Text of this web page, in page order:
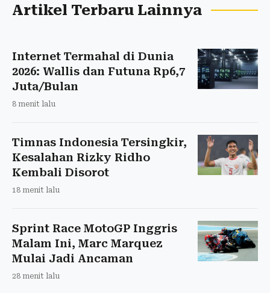
Artikel Terbaru Lainnya
Internet Termahal di Dunia
2026: Wallis dan Futuna Rp6,7
Juta/Bulan
8 menit lalu
Timnas Indonesia Tersingkir,
Kesalahan Rizky Ridho
Kembali Disorot
18 menit lalu
Sprint Race MotoGP Inggris
Malam Ini, Marc Marquez
Mulai Jadi Ancaman
28 menit lalu